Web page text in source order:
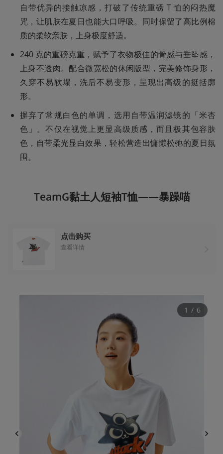
自带优异的接触凉感，打破了传统重磅 T 恤的闷热魔
咒，让肌肤在夏日也能大口呼吸。同时保留了高比例棉
质的柔软亲肤，上身极度舒适。
240 克的重磅克重，赋予了衣物极佳的骨感与垂坠感，
上身不透肉。配合微宽松的休闲版型，完美修饰身形，
久穿不易软塌，洗后不易变形，呈现出高级的挺括廓
形。
摒弃了常规白色的单调，选用自带温润滤镜的「米杏
色」。不仅在视觉上更显高级质感，而且极其包容肤
色，自带柔光显白效果，轻松营造出慵懒松弛的夏日氛
围。
TeamG黏土人短袖T恤——暴躁喵
点击购买
查看详情
1 / 6